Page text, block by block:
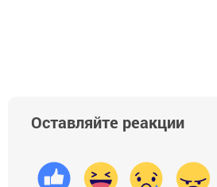
Оставляйте реакции